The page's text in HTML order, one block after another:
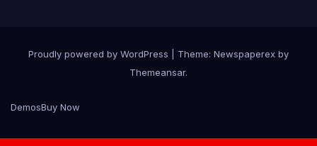
Proudly powered by WordPress
Theme: Newspaperex by
Themeansar.
DemosBuy Now